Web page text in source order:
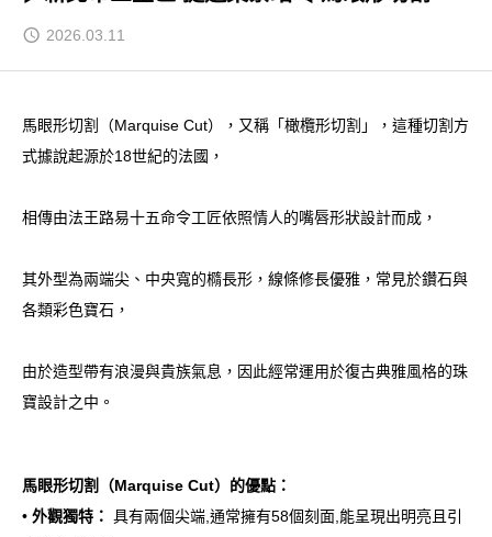
2026.03.11
馬眼形切割（Marquise Cut），又稱「橄欖形切割」，這種切割方
式據說起源於18世紀的法國，
相傳由法王路易十五命令工匠依照情人的嘴唇形狀設計而成，
其外型為兩端尖、中央寬的橢長形，線條修長優雅，常見於鑽石與
各類彩色寶石，
由於造型帶有浪漫與貴族氣息，因此經常運用於復古典雅風格的珠
寶設計之中。
馬眼形切割（Marquise Cut）的優點：
• 外觀獨特： 具有兩個尖端,通常擁有58個刻面,能呈現出明亮且引